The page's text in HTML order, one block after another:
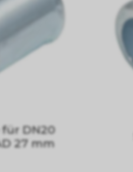
DN20
27 mm